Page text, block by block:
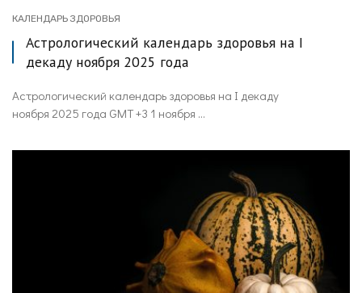
КАЛЕНДАРЬ ЗДОРОВЬЯ
Астрологический календарь здоровья на I
декаду ноября 2025 года
Астрологический календарь здоровья на I декаду
ноября 2025 года GMT +3 1 ноября ...